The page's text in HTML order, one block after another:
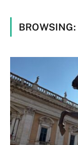
BROWSING: